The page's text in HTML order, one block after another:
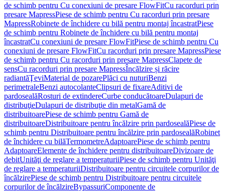
de schimb pentru Cu conexiuni de presare FlowFitCu racorduri prin
presare MapressPiese de schimb pentru Cu racorduri prin presare
MapressRobinete de închidere cu bilă pentru montaj încastratPiese
de schimb pentru Robinete de închidere cu bilă pentru montaj
încastratCu conexiuni de presare FlowFitPiese de schimb pentru Cu
conexiuni de presare FlowFitCu racorduri prin presare MapressPiese
de schimb pentru Cu racorduri prin presare MapressClapete de
sensCu racorduri prin presare MapressÎncălzire și răcire
radiantăŢeviMaterial de pozarePlăci cu nuturiBenzi
perimetraleBenzi autocolanteClipsuri de fixareAditivi de
pardosealăRosturi de extindereCurbe conducătoareDulapuri de
distribuţieDulapuri de distribuţie din metalGamă de
distribuitoarePiese de schimb pentru Gamă de
distribuitoareDistribuitoare pentru încălzire prin pardosealăPiese de
schimb pentru Distribuitoare pentru încălzire prin pardosealăRobinet
de închidere cu bilăTermometreAdaptoarePiese de schimb pentru
AdaptoareElemente de închidere pentru distribuitoareDivizoare de
debitUnităţi de reglare a temperaturiiPiese de schimb pentru Unităţi
de reglare a temperaturiiDistribuitoare pentru circuitele corpurilor de
încălzirePiese de schimb pentru Distribuitoare pentru circuitele
corpurilor de încălzireBypassuriComponente de